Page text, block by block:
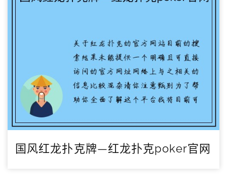
国风红龙扑克牌—红龙扑克poker官网